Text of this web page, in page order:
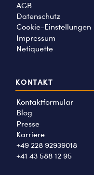
AGB
Datenschutz
Cookie-Einstellungen
Impressum
Netiquette
KONTAKT
Kontaktformular
Blog
Presse
Karriere
+49 228 92939018
+41 43 588 12 95